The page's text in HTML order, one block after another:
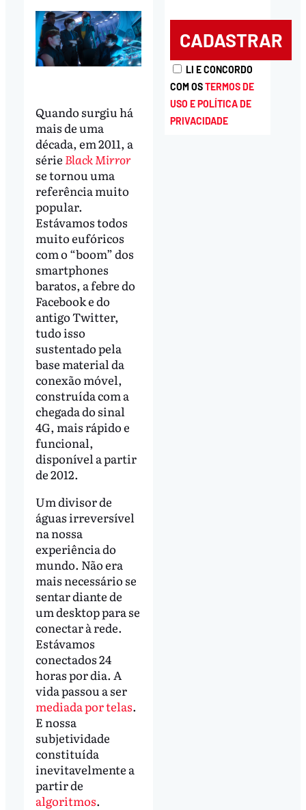
Quando surgiu há
mais de uma
década, em 2011, a
série Black Mirror
se tornou uma
referência muito
popular.
Estávamos todos
muito eufóricos
com o “boom” dos
smartphones
baratos, a febre do
Facebook e do
antigo Twitter,
tudo isso
sustentado pela
base material da
conexão móvel,
construída com a
chegada do sinal
4G, mais rápido e
funcional,
disponível a partir
de 2012.
Um divisor de
águas irreversível
na nossa
experiência do
mundo. Não era
mais necessário se
sentar diante de
um desktop para se
conectar à rede.
Estávamos
conectados 24
horas por dia. A
vida passou a ser
mediada por telas.
E nossa
subjetividade
constituída
inevitavelmente a
partir de
algoritmos.
LI E CONCORDO
COM OSTERMOS DE
USO E POLÍTICA DE
PRIVACIDADE